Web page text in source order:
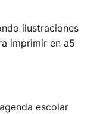
ilustraciones
imprimir en a5
escolar